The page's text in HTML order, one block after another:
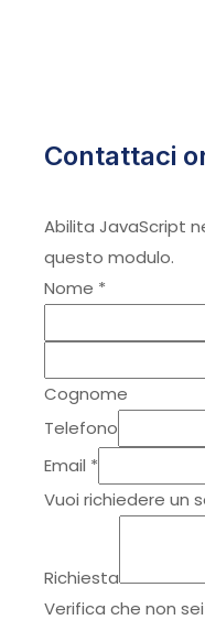
Contattaci
Abilita JavaScript
questo modulo.
Nome *
Cognome
Telefono
Email *
Vuoi richiedere un
Richiesta
Verifica che non